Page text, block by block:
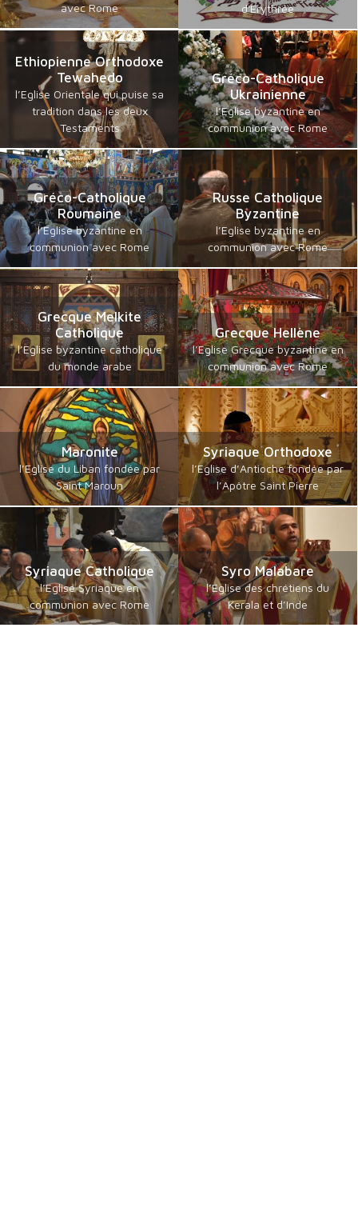
avec Rome
d'Erythrée
Ethiopienne Orthodoxe
Tewahedo
l’Eglise Orientale qui puise sa
tradition dans les deux
Testaments
Gréco-Catholique
Ukrainienne
l’Eglise byzantine en
communion avec Rome
Gréco-Catholique
Roumaine
l’Eglise byzantine en
communion avec Rome
Russe Catholique
Byzantine
l’Eglise byzantine en
communion avec Rome
Grecque Melkite
Catholique
l’Eglise byzantine catholique
du monde arabe
Grecque Hellène
l’Eglise Grecque byzantine en
communion avec Rome
Maronite
l’Eglise du Liban fondée par
Saint Maroun
Syriaque Orthodoxe
l’Eglise d’Antioche fondée par
l’Apôtre Saint Pierre
Syriaque Catholique
l’Eglise Syriaque en
communion avec Rome
Syro Malabare
l’Eglise des chrétiens du
Kerala et d’Inde